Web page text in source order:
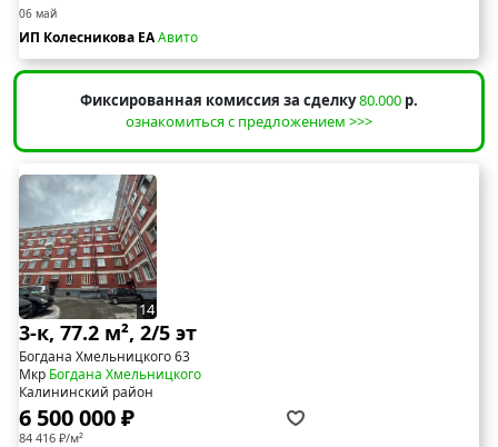
06 май
ИП Колесникова ЕААвито
Фиксированная комиссия за сделку80.000 р.
ознакомиться с предложением >>>
14
3-к, 77.2 м², 2/5 эт
Богдана Хмельницкого 63
Мкр Богдана Хмельницкого
Калининский район
6 500 000 ₽
84 416 ₽/м²